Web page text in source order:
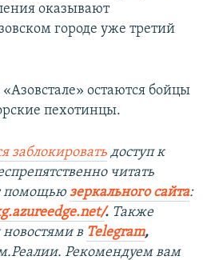
оказывают
городе уже третий
остаются бойцы
пехотинцы.
заблокировать доступ к
читать
помощью зеркального сайта:
. Также
в Telegram,
Рекомендуем вам